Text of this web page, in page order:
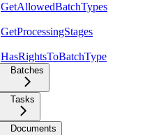
GetAllowedBatchTypes
GetProcessingStages
HasRightsToBatchType
Batches
Tasks
Documents